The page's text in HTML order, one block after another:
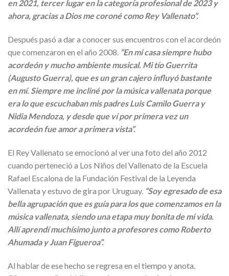
en 2021, tercer lugar en la categoría profesional de 2023 y
ahora, gracias a Dios me coroné como Rey Vallenato”.
Después pasó a dar a conocer sus encuentros con el acordeón
que comenzaron en el año 2008. “En mi casa siempre hubo
acordeón y mucho ambiente musical. Mi tío Guerrita
(Augusto Guerra), que es un gran cajero influyó bastante
en mí. Siempre me incliné por la música vallenata porque
era lo que escuchaban mis padres Luis Camilo Guerra y
Nidia Mendoza, y desde que ví por primera vez un
acordeón fue amor a primera vista”.
El Rey Vallenato se emocionó al ver una foto del año 2012
cuando perteneció a Los Niños del Vallenato de la Escuela
Rafael Escalona de la Fundación Festival de la Leyenda
Vallenata y estuvo de gira por Uruguay. “Soy egresado de esa
bella agrupación que es guía para los que comenzamos en la
música vallenata, siendo una etapa muy bonita de mi vida.
Allí aprendí muchísimo junto a profesores como Roberto
Ahumada y Juan Figueroa”.
Al hablar de ese hecho se regresa en el tiempo y anota.